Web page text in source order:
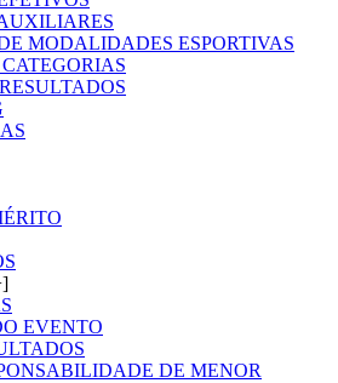
MODALIDADES ESPORTIVAS
EVENTO
DE MENOR